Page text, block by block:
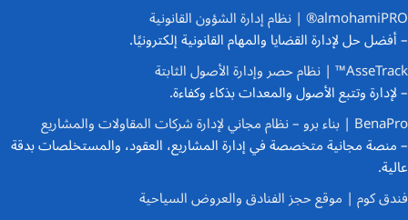
almohamiPRO® | نظام إدارة الشؤون القانونية
– أفضل حل لإدارة القضايا والمهام القانونية إلكترونيًا.
AsseTrack™ | نظام حصر وإدارة الأصول الثابتة
– لإدارة وتتبع الأصول والمعدات بذكاء وكفاءة.
BenaPro | بناء برو – نظام مجاني لإدارة شركات المقاولات والمشاريع
– منصة مجانية متخصصة في إدارة المشاريع، العقود، والمستخلصات بدقة
عالية.
فندق كوم | موقع حجز الفنادق والعروض السياحية